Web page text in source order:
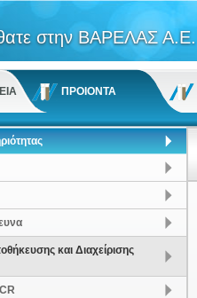
στην ΒΑΡΕΛΑΣ Α.Ε.
ΠΡΟΙΟΝΤΑ
και Διαχείρισης